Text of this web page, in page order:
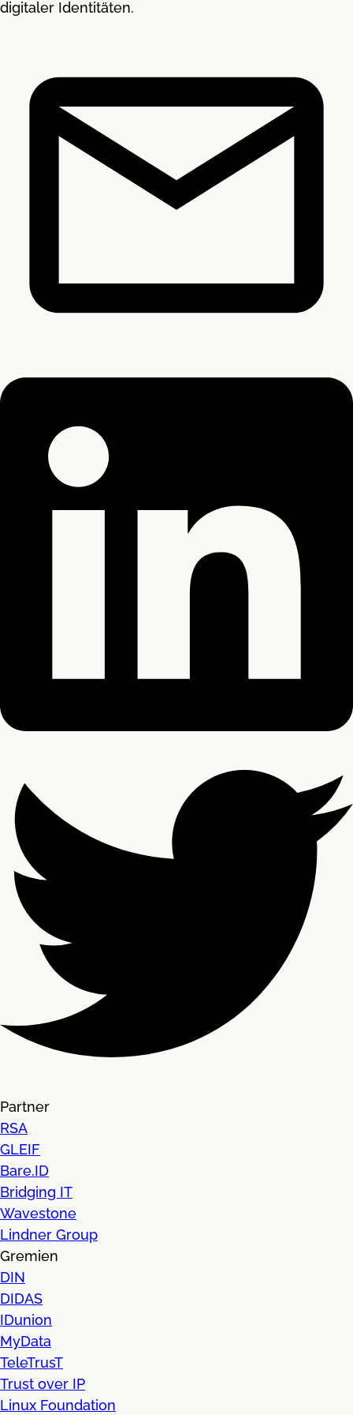
digitaler Identitäten.
Partner
RSA
GLEIF
Bare.ID
Bridging IT
Wavestone
Lindner Group
Gremien
DIN
DIDAS
IDunion
MyData
TeleTrusT
Trust over IP
Linux Foundation